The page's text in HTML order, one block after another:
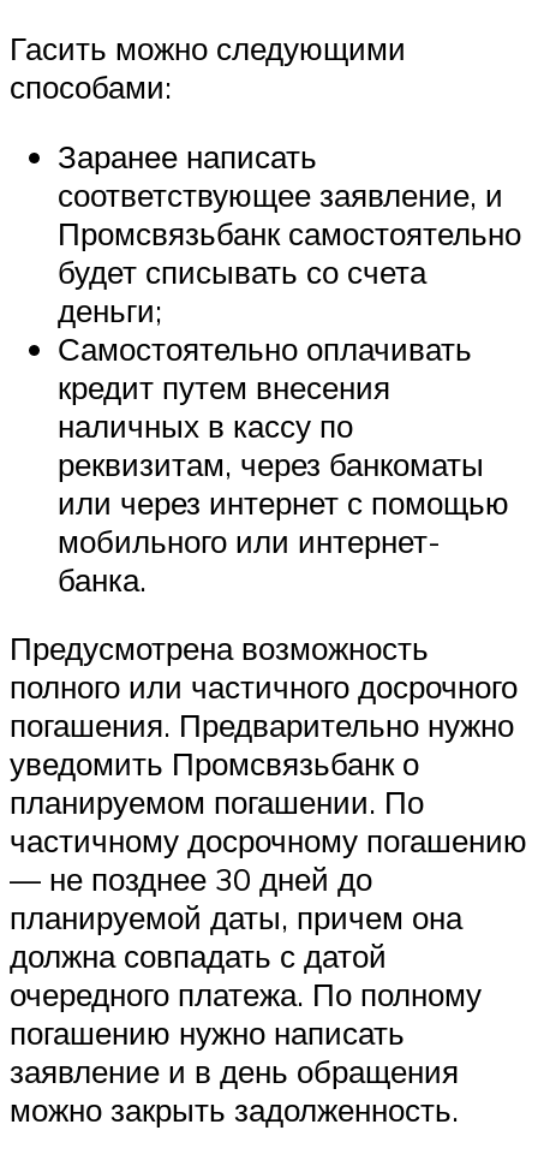
Гасить можно следующими
способами:
Заранее написать
соответствующее заявление, и
Промсвязьбанк самостоятельно
будет списывать со счета
деньги;
Самостоятельно оплачивать
кредит путем внесения
наличных в кассу по
реквизитам, через банкоматы
или через интернет с помощью
мобильного или интернет-
банка.
Предусмотрена возможность
полного или частичного досрочного
погашения. Предварительно нужно
уведомить Промсвязьбанк о
планируемом погашении. По
частичному досрочному погашению
— не позднее 30 дней до
планируемой даты, причем она
должна совпадать с датой
очередного платежа. По полному
погашению нужно написать
заявление и в день обращения
можно закрыть задолженность.